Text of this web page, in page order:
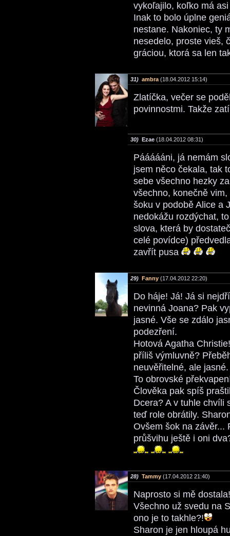
vykoľajilo, koľko má
Inak to bolo úplne
nestane. Nakoniec, ty
nesedelo, proste vieš,
gráciou, ktorá sa len
31) ambra (18.04.2012 15:14)
Zlatíčka, večer se
povinnostmi. Takže
30) Ezae (18.04.2012 08:31)
Páááááni, já nemám
jsem něco čekala, tak
sebe všechno hezky
všechno, konečně
šoku v podobě Alice a
nedokážu rozdýchat,
slova, která by
celé povídce)
zavřít pusa
29) Fanny (17.04.2012 22:20)
Do háje! Já! Já si
nevinná Joana? Pak
jasné. Vše se zdálo
podezření.
Hotová Agatha Christie!
příliš výmluvně?
neuvěřitelné, ale jasné.
To obrovské
Člověka pak spíš
Dcera? A v tuhle chvíli
teď role obrátily.
Ovšem šok na závěr...
průšvihu ještě i oni
28) Tammy (17.04.2012 21:40)
Naprosto si mě dostala!
Všechno už svedu na
ono je to takhle?!
Sharon je jen hloupá